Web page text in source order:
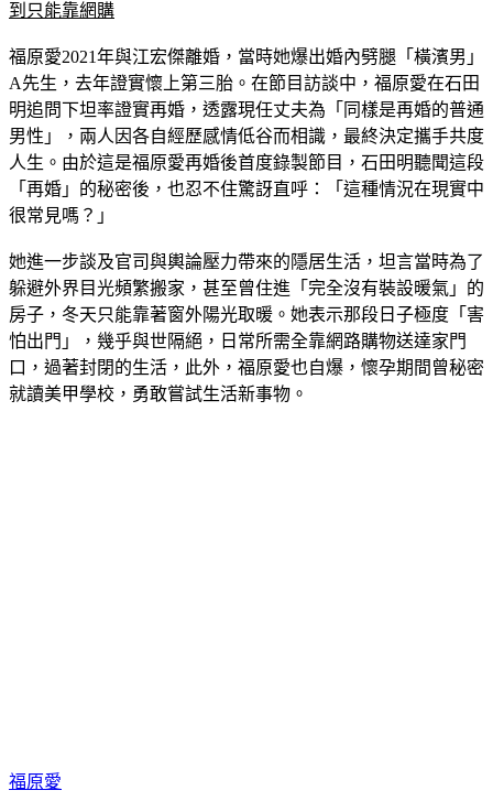
到只能靠網購
福原愛2021年與江宏傑離婚，當時她爆出婚內劈腿「橫濱男」
A先生，去年證實懷上第三胎。在節目訪談中，福原愛在石田
明追問下坦率證實再婚，透露現任丈夫為「同樣是再婚的普通
男性」，兩人因各自經歷感情低谷而相識，最終決定攜手共度
人生。由於這是福原愛再婚後首度錄製節目，石田明聽聞這段
「再婚」的秘密後，也忍不住驚訝直呼：「這種情況在現實中
很常見嗎？」
她進一步談及官司與輿論壓力帶來的隱居生活，坦言當時為了
躲避外界目光頻繁搬家，甚至曾住進「完全沒有裝設暖氣」的
房子，冬天只能靠著窗外陽光取暖。她表示那段日子極度「害
怕出門」，幾乎與世隔絕，日常所需全靠網路購物送達家門
口，過著封閉的生活，此外，福原愛也自爆，懷孕期間曾秘密
就讀美甲學校，勇敢嘗試生活新事物。
福原愛